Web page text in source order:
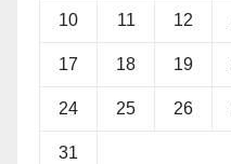
10 11 12
17 18 19
24 25 26
31